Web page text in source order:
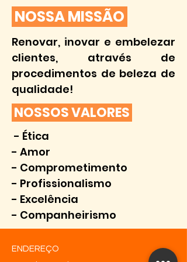
NOSSA MISSÃO
Renovar, inovar e embelezar
clientes, através de
procedimentos de beleza de
qualidade!
NOSSOS VALORES
- Ética
- Amor
- Comprometimento
- Profissionalismo
- Excelência
- Companheirismo
ENDEREÇO